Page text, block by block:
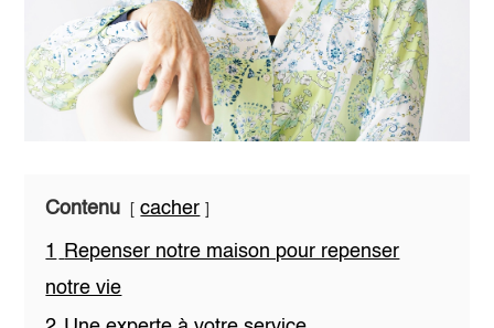
Contenu cacher
1
Repenser notre maison pour repenser
notre vie